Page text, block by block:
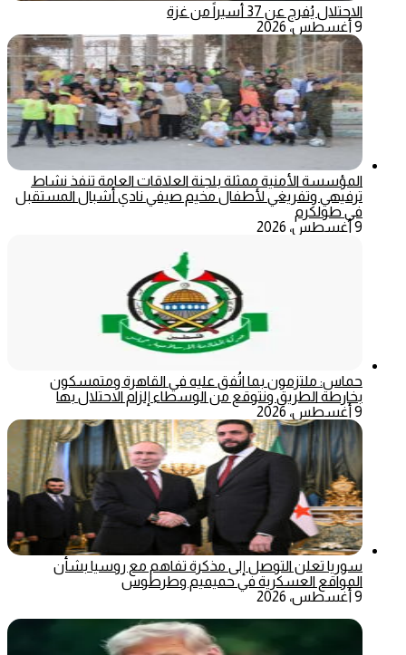
الاحتلال يُفرج عن 37 أسيراً من غزة
9 أغسطس، 2026
المؤسسة الأمنية ممثلة بلجنة العلاقات العامة تنفذ نشاط
ترفيهي وتفريغي لأطفال مخيم صيفي نادي أشبال المستقبل
في طولكرم
9 أغسطس، 2026
حماس: ملتزمون بما اتُفق عليه في القاهرة ومتمسكون
بخارطة الطريق ونتوقع من الوسطاء إلزام الاحتلال بها
9 أغسطس، 2026
سوريا تعلن التوصل إلى مذكرة تفاهم مع روسيا بشأن
المواقع العسكرية في حميميم وطرطوس
9 أغسطس، 2026